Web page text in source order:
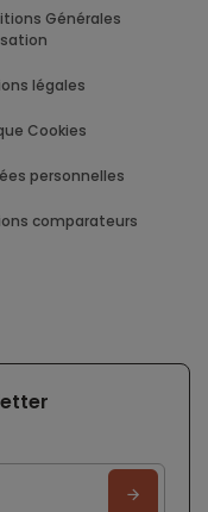
légales
Cookies
personnelles
comparateurs